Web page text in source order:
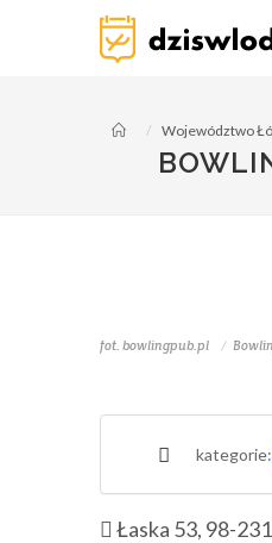
Województwo
0komentarzy
fot. bowlingpub.pl
kategorie:
Łaska 53, 98-